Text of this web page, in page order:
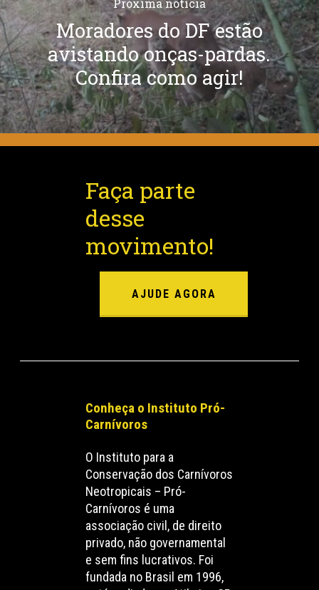
Moradores do DF estão
avistando onças-pardas.
Confira como agir!
Faça parte
desse
movimento!
AJUDE AGORA
Conheça o Instituto Pró-
Carnívoros
O Instituto para a
Conservação dos Carnívoros
Neotropicais – Pró-
Carnívoros é uma
associação civil, de direito
privado, não governamental
e sem fins lucrativos. Foi
fundada no Brasil em 1996,